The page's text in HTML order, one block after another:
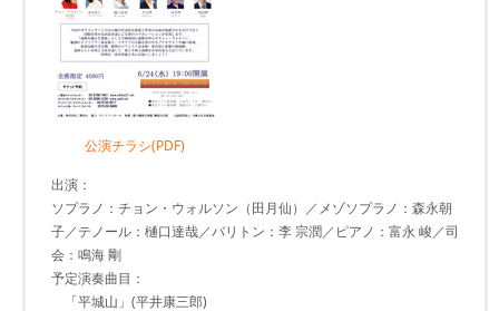
公演チラシ(PDF)
出演：
ソプラノ：チョン・ウォルソン（田月仙）／メゾソプラノ：森永朝
子／テノール：樋口達哉／バリトン：李 宗潤／ピアノ：富永 峻／司
会：鳴海 剛
予定演奏曲目：
「平城山」(平井康三郎)